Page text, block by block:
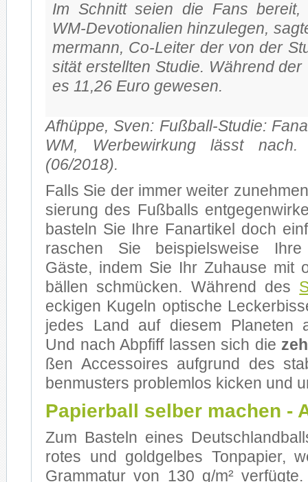
Im Schnitt sei­en die Fans
WM-Devotionalien hin­zu­le­gen,
mer­mann, Co-Leiter der von der
si­tät er­stell­ten Stu­die. Wäh­rend
es 11,26 Euro ge­we­sen.
Af­hüp­pe, Sven: Fußball-Studie:
WM, Wer­be­wir­kung lässt nach.
(06/2018).
Falls Sie der im­mer wei­ter
sie­rung des Fuß­balls
bas­teln Sie Ihre Fan­ar­ti­kel doch
ra­schen Sie bei­spiels­wei­se Ihre
Gäste, in­dem Sie Ihr Zu­hau­se mit
bäl­len schmü­cken. Wäh­rend des
ecki­gen Ku­geln op­ti­sche
je­des Land auf die­sem Pla­ne­ten
Und nach Ab­pfiff las­sen sich die
ßen Ac­ces­soires auf­grund des
ben­mus­ters pro­blem­los ki­cken und
Papierball selber machen -
Zum Bas­teln ei­nes
ro­tes und gold­gel­bes Ton­pa­pier,
Gram­ma­tur von 130 g/m²